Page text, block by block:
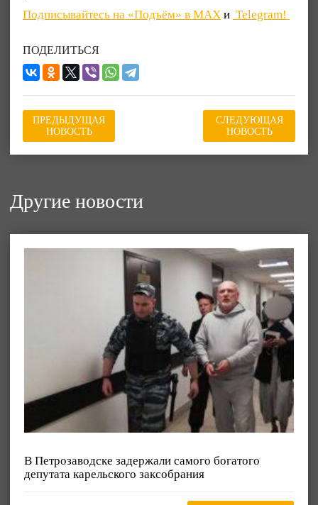
Подписывайтесь на «Подъём» в MAX и Telegram!
ПОДЕЛИТЬСЯ
ПРЕДЫДУЩАЯ
НОВОСТЬ
СЛЕДУЮЩАЯ
НОВОСТЬ
Другие новости
В Петрозаводске задержали самого богатого
депутата карельского заксобрания